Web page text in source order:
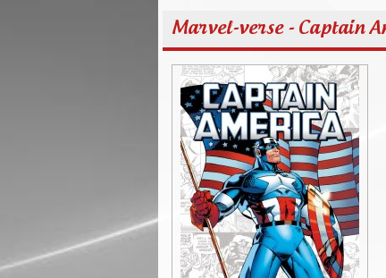
Marvel-verse - Captain